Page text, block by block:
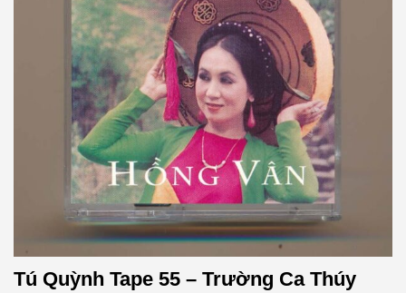
Tú Quỳnh Tape 55 – Trường Ca Thúy